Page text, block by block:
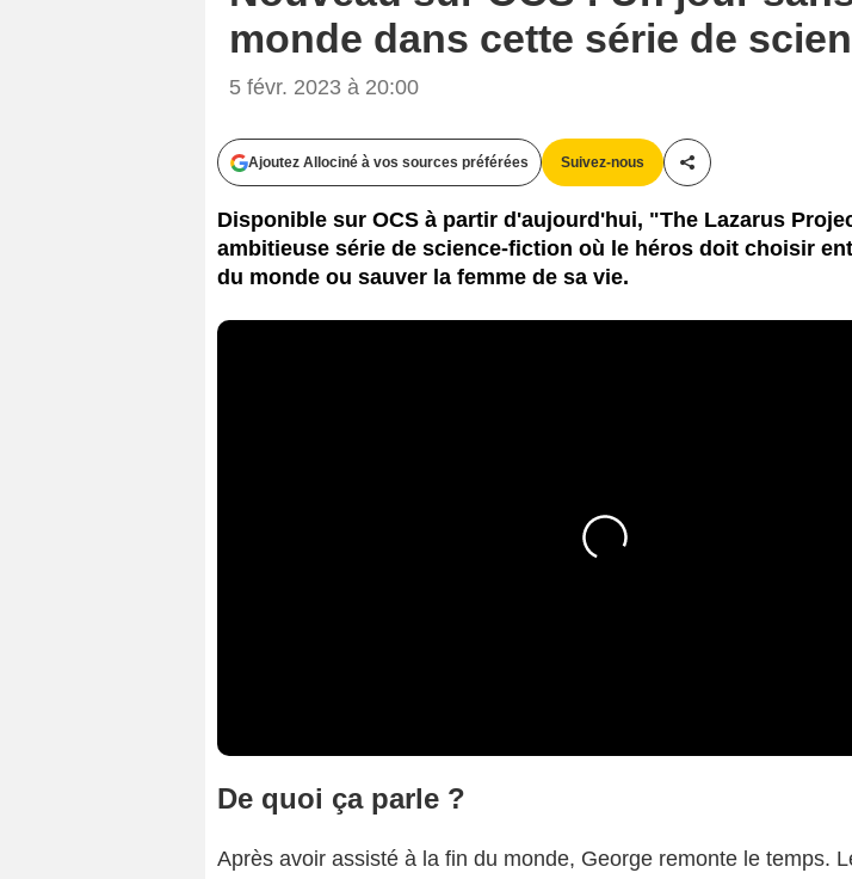
monde dans cette série de
5 févr. 2023 à 20:00
Ajoutez Allociné à vos sources préférées Suivez-nous
Partager cet article
Disponible sur OCS à partir d'aujourd'hui, "The Lazarus
ambitieuse série de science-fiction où le héros doit choisir
du monde ou sauver la femme de sa vie.
De quoi ça parle ?
Après avoir assisté à la fin du monde, George remonte le temps.